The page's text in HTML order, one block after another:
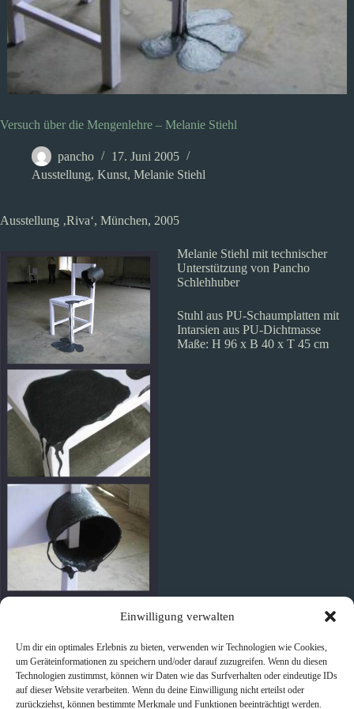
Einwilligung verwalten
Um dir ein optimales Erlebnis zu bieten, verwenden wir Technologien wie Cookies,
um Geräteinformationen zu speichern und/oder darauf zuzugreifen. Wenn du diesen
Technologien zustimmst, können wir Daten wie das Surfverhalten oder eindeutige IDs
auf dieser Website verarbeiten. Wenn du deine Einwilligung nicht erteilst oder
zurückziehst, können bestimmte Merkmale und Funktionen beeinträchtigt werden.
Versuch über die Mengenlehre – Melanie Stiehl
pancho
17. Juni 2005
Ausstellung, Kunst, Melanie Stiehl
Ausstellung ‚Riva‘, München, 2005
Melanie Stiehl mit technischer
Unterstützung von Pancho
Schlehhuber
Stuhl aus PU-Schaumplatten mit
Intarsien aus PU-Dichtmasse
Maße: H 96 x B 40 x T 45 cm